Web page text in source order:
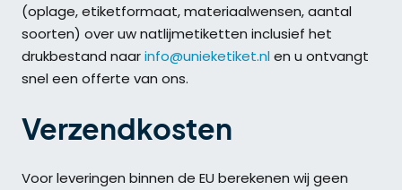
(oplage, etiketformaat, materiaalwensen, aantal
soorten) over uw natlijmetiketten inclusief het
drukbestand naarinfo@unieketiket.nlen u ontvangt
snel een offerte van ons.
Verzendkosten
Voor leveringen binnen de EU berekenen wij geen